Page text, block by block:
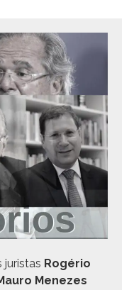
juris­tas Rogério
Menezes